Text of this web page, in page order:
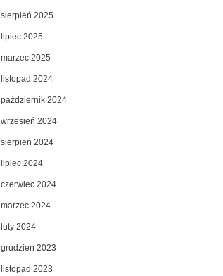
sierpień 2025
lipiec 2025
marzec 2025
listopad 2024
październik 2024
wrzesień 2024
sierpień 2024
lipiec 2024
czerwiec 2024
marzec 2024
luty 2024
grudzień 2023
listopad 2023